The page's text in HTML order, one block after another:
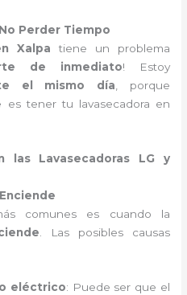
Perder Tiempo
Xalpa tiene un problema
de inmediato! Estoy
el mismo día, porque
tener tu lavasecadora en
las Lavasecadoras LG y
comunes es cuando la
. Las posibles causas
eléctrico: Puede ser que el